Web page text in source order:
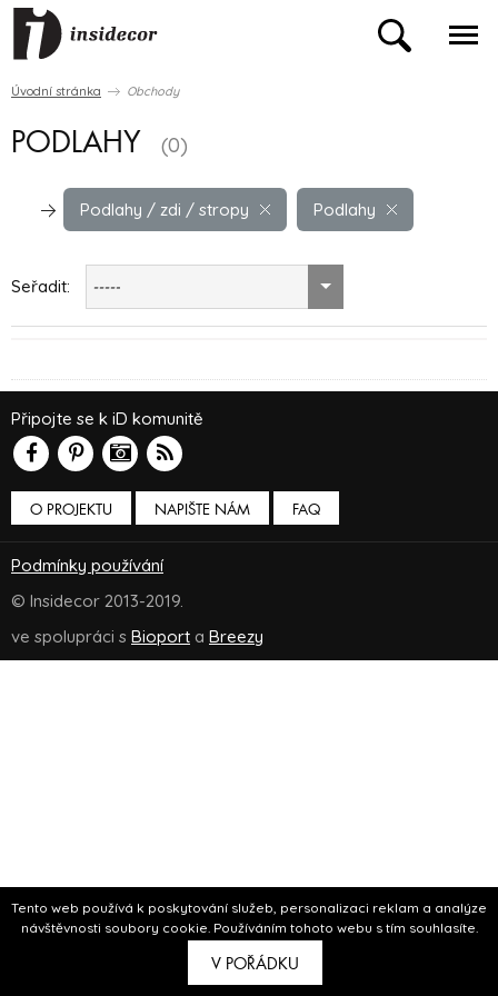
Tento web používá k poskytování služeb, personalizaci reklam a analýze
návštěvnosti soubory cookie. Používáním tohoto webu s tím souhlasíte.
V POŘÁDKU
Úvodní stránka Obchody
PODLAHY (0)
Podlahy / zdi / stropy Podlahy
Seřadit: -----
O PROJEKTU NAPIŠTE NÁM
Připojte se k iD komunitě
FAQ
Podmínky používání
© Insidecor 2013-2019.
ve spolupráci s Bioport a Breezy